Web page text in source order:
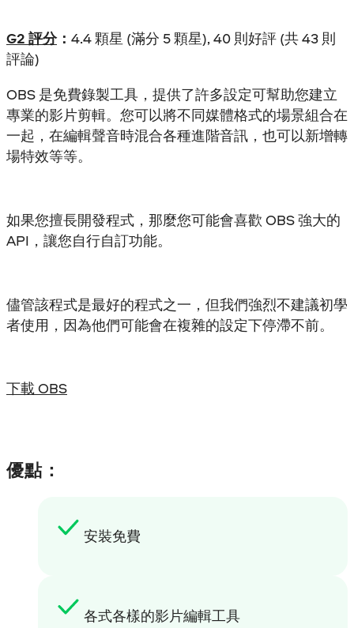
G2 評分： 4.4 顆星 (滿分 5 顆星), 40 則好評 (共 43 則
評論)
OBS 是免費錄製工具，提供了許多設定可幫助您建立
專業的影片剪輯。您可以將不同媒體格式的場景組合在
一起，在編輯聲音時混合各種進階音訊，也可以新增轉
場特效等等。
如果您擅長開發程式，那麼您可能會喜歡 OBS 強大的
API，讓您自行自訂功能。
儘管該程式是最好的程式之一，但我們強烈不建議初學
者使用，因為他們可能會在複雜的設定下停滯不前。
下載 OBS
優點：
安裝免費
各式各樣的影片編輯工具